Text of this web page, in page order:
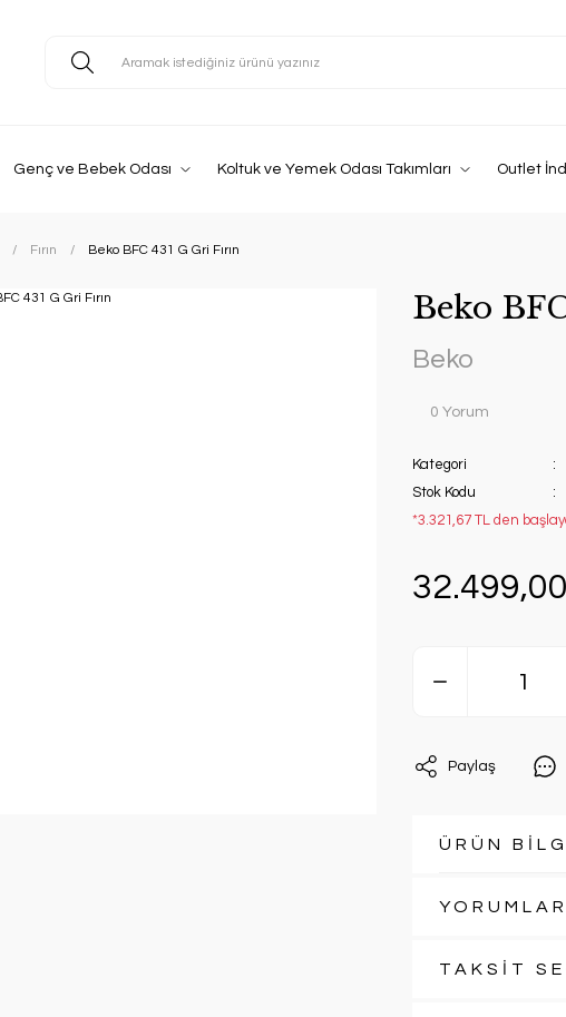
Genç ve Bebek Odası Koltuk ve Yemek Odası Takımları Outlet
Fırın Beko BFC 431 G Gri Fırın
Beko
Beko
0 Yorum
Kategori
Stok Kodu
*3.321,67 TL den
Paylaş
ÜRÜN
YORUMLAR
TAKSİT